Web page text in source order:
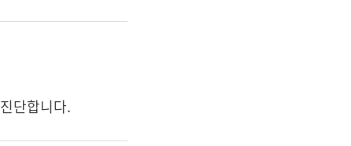
단합니다.